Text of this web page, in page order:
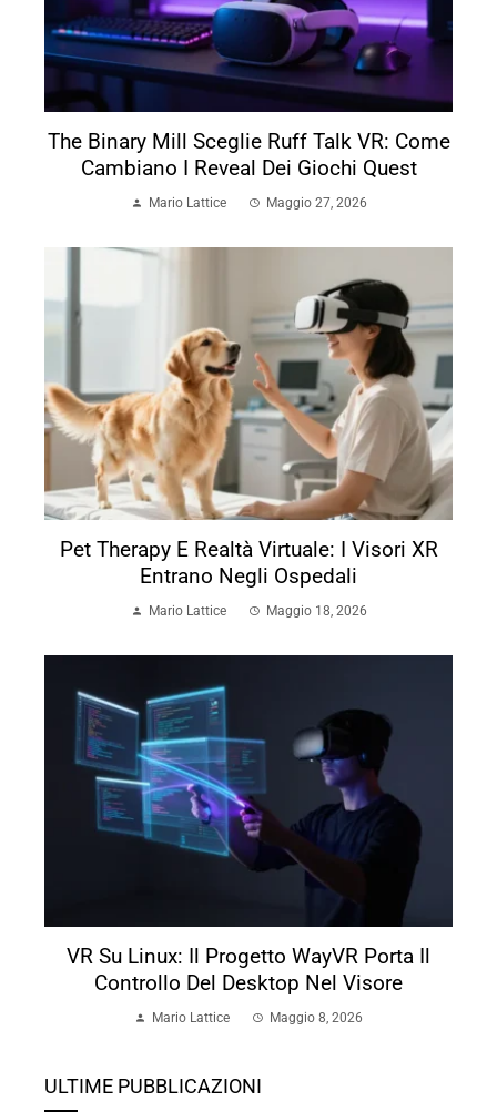
The Binary Mill Sceglie Ruff Talk VR: Come
Cambiano I Reveal Dei Giochi Quest
Mario Lattice Maggio 27, 2026
Pet Therapy E Realtà Virtuale: I Visori XR
Entrano Negli Ospedali
Mario Lattice Maggio 18, 2026
VR Su Linux: Il Progetto WayVR Porta Il
Controllo Del Desktop Nel Visore
Mario Lattice Maggio 8, 2026
ULTIME PUBBLICAZIONI